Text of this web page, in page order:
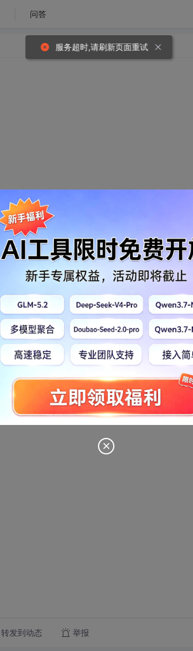
问答
转发到动态 举报
服务超时,请刷新页面重试